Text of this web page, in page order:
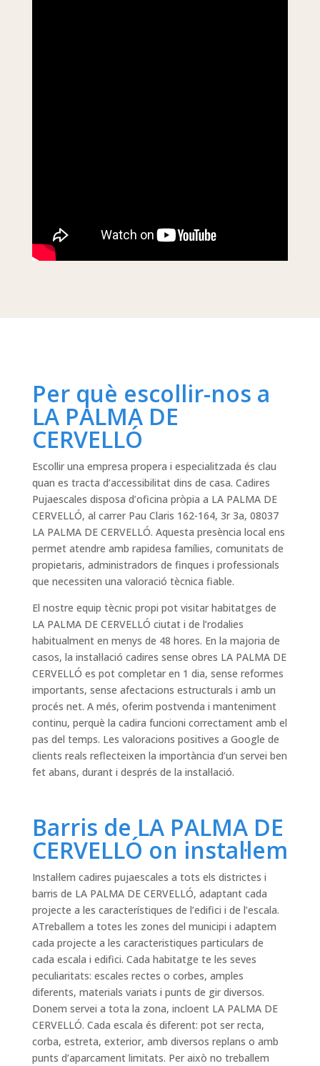
Per què escollir-nos a
LA PALMA DE
CERVELLÓ
Escollir una empresa propera i especialitzada és clau
quan es tracta d’accessibilitat dins de casa. Cadires
Pujaescales disposa d’oficina pròpia a LA PALMA DE
CERVELLÓ, al carrer Pau Claris 162-164, 3r 3a, 08037
LA PALMA DE CERVELLÓ. Aquesta presència local ens
permet atendre amb rapidesa famílies, comunitats de
propietaris, administradors de finques i professionals
que necessiten una valoració tècnica fiable.
El nostre equip tècnic propi pot visitar habitatges de
LA PALMA DE CERVELLÓ ciutat i de l’rodalies
habitualment en menys de 48 hores. En la majoria de
casos, la instal·lació cadires sense obres LA PALMA DE
CERVELLÓ es pot completar en 1 dia, sense reformes
importants, sense afectacions estructurals i amb un
procés net. A més, oferim postvenda i manteniment
continu, perquè la cadira funcioni correctament amb el
pas del temps. Les valoracions positives a Google de
clients reals reflecteixen la importància d’un servei ben
fet abans, durant i després de la instal·lació.
Barris de LA PALMA DE
CERVELLÓ on instal·lem
Instal·lem cadires pujaescales a tots els districtes i
barris de LA PALMA DE CERVELLÓ, adaptant cada
projecte a les característiques de l’edifici i de l’escala.
ATreballem a totes les zones del municipi i adaptem
cada projecte a les caracteristiques particulars de
cada escala i edifici. Cada habitatge te les seves
peculiaritats: escales rectes o corbes, amples
diferents, materials variats i punts de gir diversos.
Donem servei a tota la zona, incloent LA PALMA DE
CERVELLÓ. Cada escala és diferent: pot ser recta,
corba, estreta, exterior, amb diversos replans o amb
punts d’aparcament limitats. Per això no treballem